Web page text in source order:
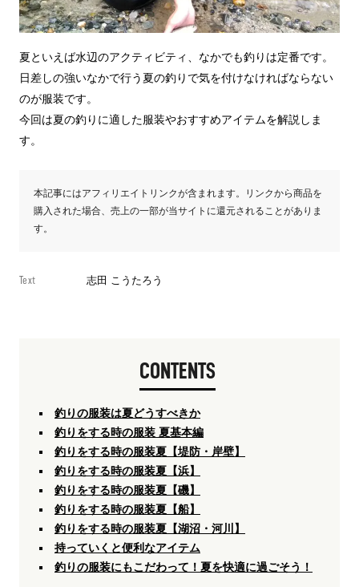
夏といえば水辺のアクティビティ、なかでも釣りは定番です。
日差しの強いなかで行う夏の釣りで気を付けなければならない
のが服装です。
今回は夏の釣りに適した服装やおすすめアイテムを解説しま
す。
本記事にはアフィリエイトリンクが含まれます。リンクから商品を
購入された場合、売上の一部が当サイトに還元されることがありま
す。
Text 志田 こうたろう
CONTENTS
釣りの服装は夏どうすべきか
釣りをする時の服装 夏基本編
釣りをする時の服装夏【堤防・岸壁】
釣りをする時の服装夏【浜】
釣りをする時の服装夏【磯】
釣りをする時の服装夏【船】
釣りをする時の服装夏【湖沼・河川】
持っていくと便利なアイテム
釣りの服装にもこだわって！夏を快適に過ごそう！